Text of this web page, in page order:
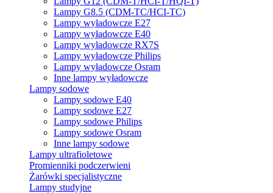
Lampy G8.5 (CDM-TC/HCI-TC)
Lampy wyładowcze E27
Lampy wyładowcze E40
Lampy wyładowcze RX7S
Lampy wyładowcze Philips
Lampy wyładowcze Osram
Inne lampy wyładowcze
Lampy sodowe
Lampy sodowe E40
Lampy sodowe E27
Lampy sodowe Philips
Lampy sodowe Osram
Inne lampy sodowe
Lampy ultrafioletowe
Promienniki podczerwieni
Żarówki specjalistyczne
Lampy studyjne